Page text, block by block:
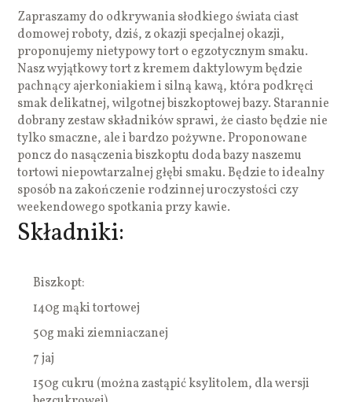
Zapraszamy do odkrywania słodkiego świata ciast
domowej roboty, dziś, z okazji specjalnej okazji,
proponujemy nietypowy tort o egzotycznym smaku.
Nasz wyjątkowy tort z kremem daktylowym będzie
pachnący ajerkoniakiem i silną kawą, która podkręci
smak delikatnej, wilgotnej biszkoptowej bazy. Starannie
dobrany zestaw składników sprawi, że ciasto będzie nie
tylko smaczne, ale i bardzo pożywne. Proponowane
poncz do nasączenia biszkoptu doda bazy naszemu
tortowi niepowtarzalnej głębi smaku. Będzie to idealny
sposób na zakończenie rodzinnej uroczystości czy
weekendowego spotkania przy kawie.
Składniki:
Biszkopt:
140g mąki tortowej
50g maki ziemniaczanej
7 jaj
150g cukru (można zastąpić ksylitolem, dla wersji